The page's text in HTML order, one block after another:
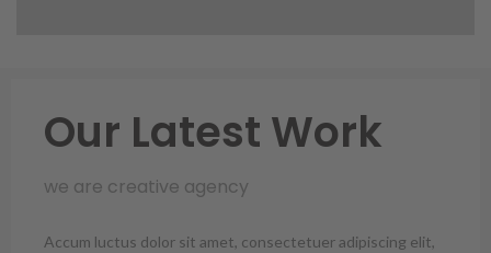
Our Latest Work
we are creative agency
Accum luctus dolor sit amet, consectetuer adipiscing elit,